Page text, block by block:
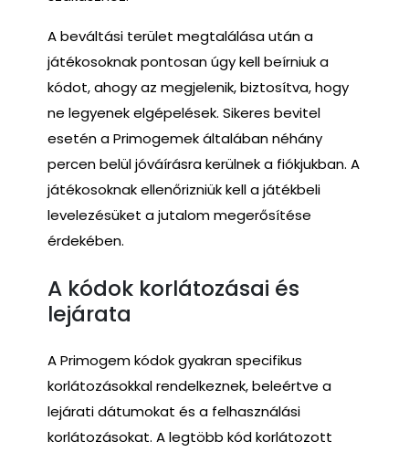
A beváltási terület megtalálása után a
játékosoknak pontosan úgy kell beírniuk a
kódot, ahogy az megjelenik, biztosítva, hogy
ne legyenek elgépelések. Sikeres bevitel
esetén a Primogemek általában néhány
percen belül jóváírásra kerülnek a fiókjukban. A
játékosoknak ellenőrizniük kell a játékbeli
levelezésüket a jutalom megerősítése
érdekében.
A kódok korlátozásai és
lejárata
A Primogem kódok gyakran specifikus
korlátozásokkal rendelkeznek, beleértve a
lejárati dátumokat és a felhasználási
korlátozásokat. A legtöbb kód korlátozott